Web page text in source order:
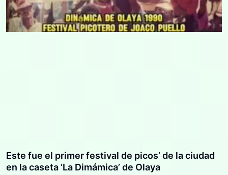
Este fue el primer festival de picos’ de la ciudad
en la caseta ‘La Dimámica’ de Olaya